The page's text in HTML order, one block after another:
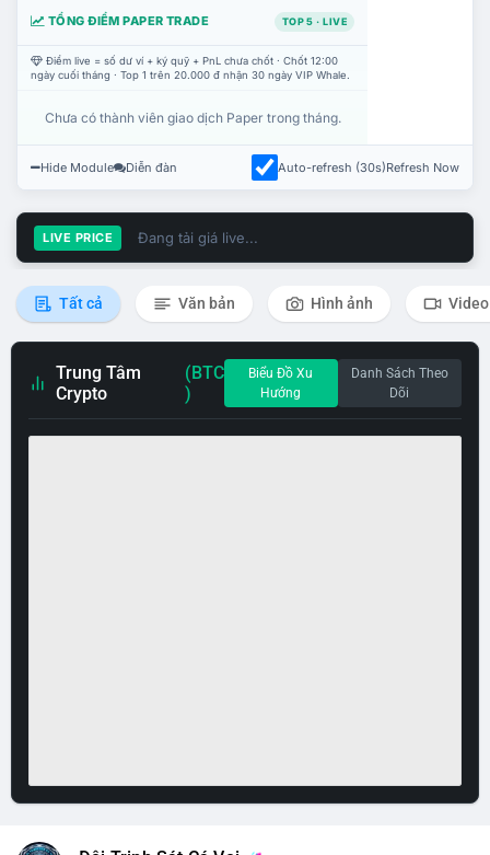
TỔNG ĐIỂM PAPER TRADE TOP 5 · LIVE
Điểm live = số dư ví + ký quỹ + PnL chưa chốt · Chốt 12:00
ngày cuối tháng · Top 1 trên 20.000 đ nhận 30 ngày VIP Whale.
Chưa có thành viên giao dịch Paper trong tháng.
Hide Module Diễn đàn Auto-refresh (30s)Refresh Now
LIVE PRICE Đang tải giá live...
Tất cả Văn bản Hình ảnh Video
Trung Tâm
Crypto
(BTC
)
Biểu Đồ Xu
Hướng
Danh Sách Theo
Dõi